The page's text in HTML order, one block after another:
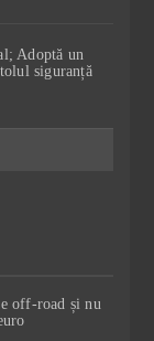
Adoptă un
siguranță
off-road și nu